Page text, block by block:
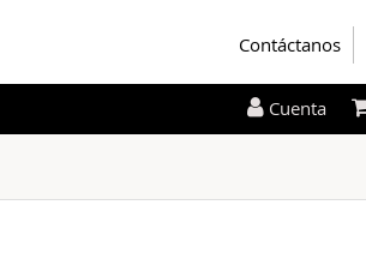
Contáctanos
Cuenta